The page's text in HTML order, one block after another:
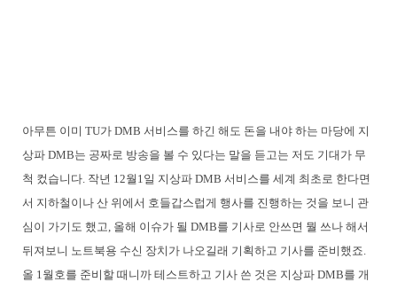
아무튼 이미 TU가 DMB 서비스를 하긴 해도 돈을 내야 하는 마당에 지
상파 DMB는 공짜로 방송을 볼 수 있다는 말을 듣고는 저도 기대가 무
척 컸습니다. 작년 12월1일 지상파 DMB 서비스를 세계 최초로 한다면
서 지하철이나 산 위에서 호들갑스럽게 행사를 진행하는 것을 보니 관
심이 가기도 했고, 올해 이슈가 될 DMB를 기사로 안쓰면 뭘 쓰나 해서
뒤져보니 노트북용 수신 장치가 나오길래 기획하고 기사를 준비했죠.
올 1월호를 준비할 때니까 테스트하고 기사 쓴 것은 지상파 DMB를 개